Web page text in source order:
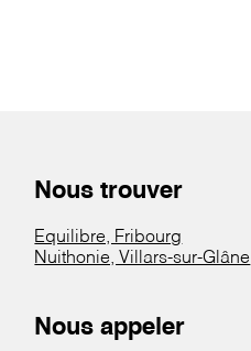
Nous trouver
Equilibre, Fribourg
Nuithonie, Villars-sur-Glâne
Nous appeler